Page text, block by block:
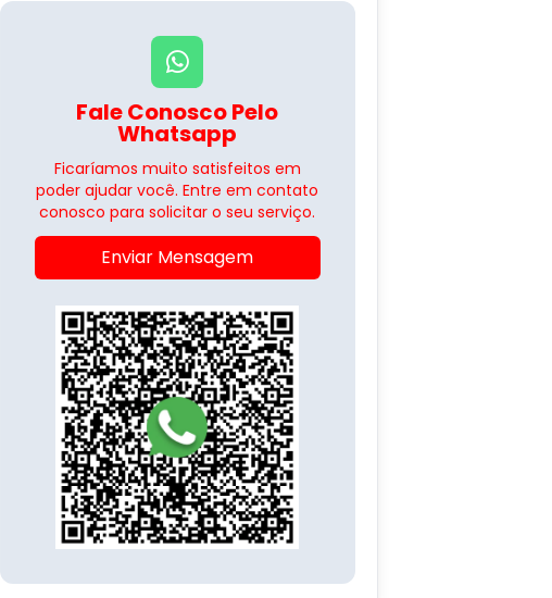
Fale Conosco Pelo
Whatsapp
Ficaríamos muito satisfeitos em
poder ajudar você. Entre em contato
conosco para solicitar o seu serviço.
Enviar Mensagem